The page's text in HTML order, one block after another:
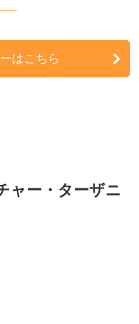
はこちら
ャー・ターザニ